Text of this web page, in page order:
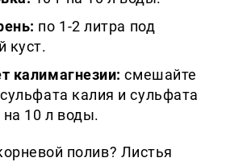
по 1-2 литра под
куст.
калимагнезии: смешайте
калия и сульфата
на 10 л воды.
полив? Листья